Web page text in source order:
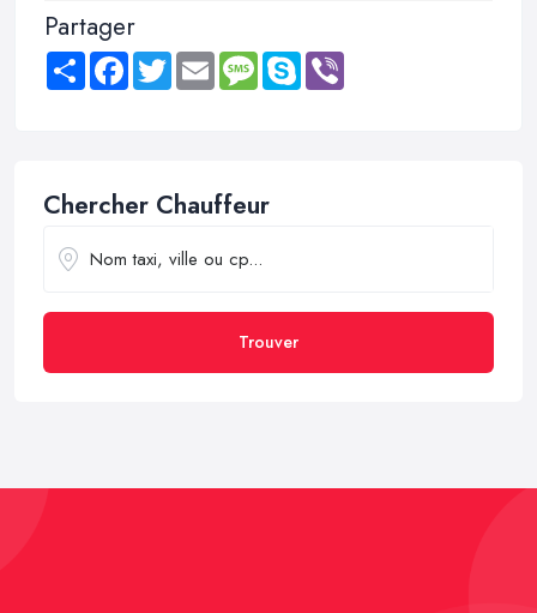
Partager
Share FacebookTwitter Email MessageSkype
Chercher Chauffeur
Trouver